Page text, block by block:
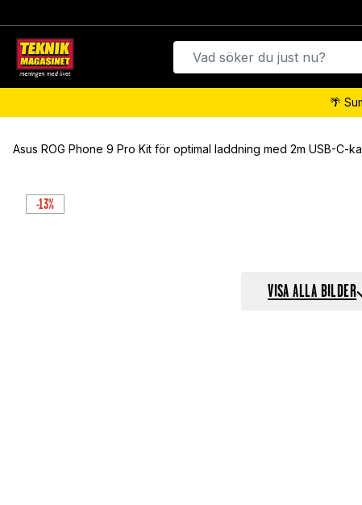
🌴
Asus ROG Phone 9 Pro Kit för optimal laddning med 2m USB-C-
-13%
VISA ALLA BILDER